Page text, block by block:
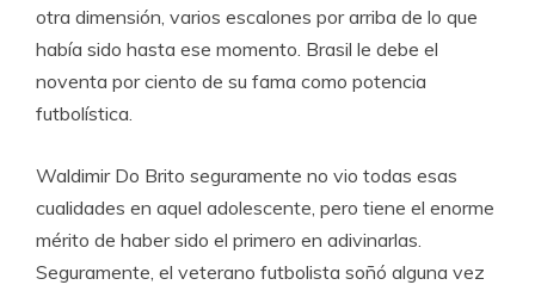
otra dimensión, varios escalones por arriba de lo que
había sido hasta ese momento. Brasil le debe el
noventa por ciento de su fama como potencia
futbolística.
Waldimir Do Brito seguramente no vio todas esas
cualidades en aquel adolescente, pero tiene el enorme
mérito de haber sido el primero en adivinarlas.
Seguramente, el veterano futbolista soñó alguna vez